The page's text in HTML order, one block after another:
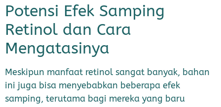
Potensi Efek Samping
Retinol dan Cara
Mengatasinya
Meskipun manfaat retinol sangat banyak, bahan
ini juga bisa menyebabkan beberapa efek
samping, terutama bagi mereka yang baru